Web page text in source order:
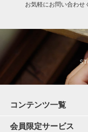
お気軽にお問い合わせ
コンテンツ一覧
会員限定サービス